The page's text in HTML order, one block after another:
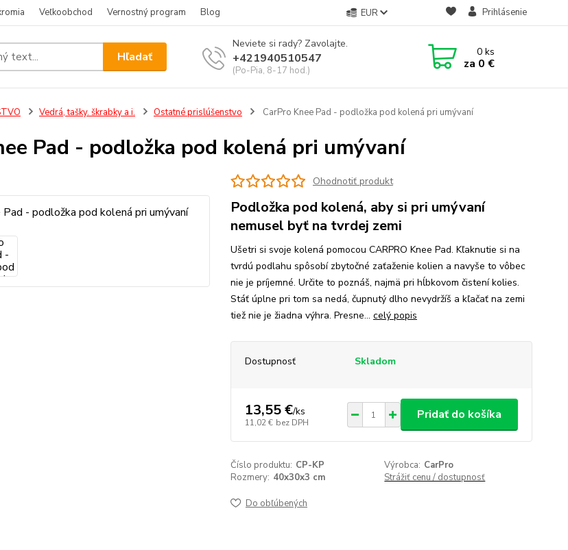
Veľkoobchod Vernostný program Blog EUR Prihlásenie
Hľadať
Neviete si rady? Zavolajte.
+421940510547
(Po-Pia, 8-17 hod.)
0ks
za 0 €
Vedrá, tašky. škrabky a i. Ostatné prislúšenstvo CarPro Knee Pad - podložka pod kolená pri umývaní
Pad - podložka pod kolená pri umývaní
Ohodnotiť produkt
Podložka pod kolená, aby si pri umývaní
nemusel byť na tvrdej zemi
Ušetri si svoje kolená pomocou CARPRO Knee Pad. Kľaknutie si na
tvrdú podlahu spôsobí zbytočné zaťaženie kolien a navyše to vôbec
nie je príjemné. Určite to poznáš, najmä pri hĺbkovom čistení kolies.
Stáť úplne pri tom sa nedá, čupnutý dlho nevydržíš a kľačať na zemi
tiež nie je žiadna výhra. Presne... celý popis
Dostupnosť Skladom
13,55 €/ks
11,02 € bez DPH
Pridať do košíka
Číslo produktu: CP-KP Výrobca: CarPro
Rozmery: 40x30x3 cm Strážiť cenu / dostupnosť
Do obľúbených